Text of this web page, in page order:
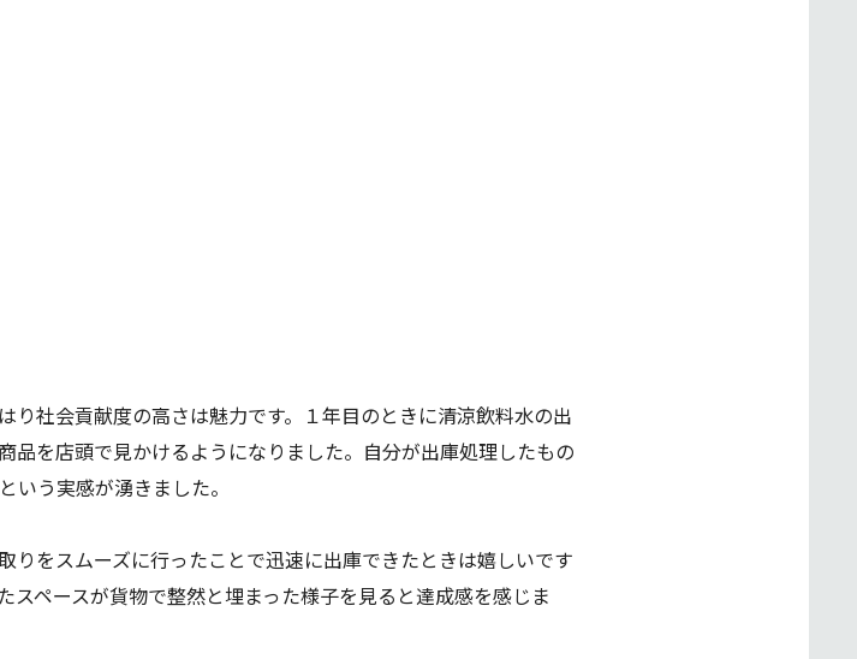
社会貢献度の高さは魅力です。１年目のときに清涼飲料水の出
を店頭で見かけるようになりました。自分が出庫処理したもの
う実感が湧きました。
をスムーズに行ったことで迅速に出庫できたときは嬉しいです
ペースが貨物で整然と埋まった様子を見ると達成感を感じま